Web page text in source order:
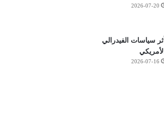
2026-07-20
أثر سياسات الفيدرالي
الأمريكي
2026-07-16